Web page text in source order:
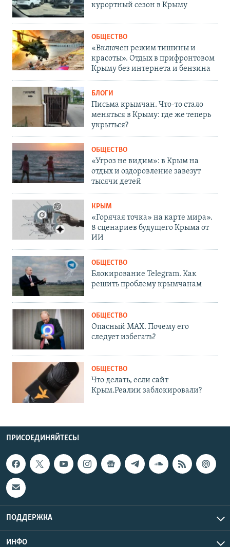
курортный сезон в Крыму
ОБЩЕСТВО
«Включен режим тишины и
красоты». Отдых в прифронтовом
Крыму без интернета и бензина
БЛОГИ
Письма крымчан. Что-то стало
меняться в Крыму: где же теперь
укрыться?
ОБЩЕСТВО
«Угроз не видим»: в Крым на
отдых и оздоровление завезут
тысячи детей
КРЫМ
«Горячая точка» на карте мира».
8 сценариев будущего Крыма от
ИИ
ОБЩЕСТВО
Блокирование Telegram. Как
решить проблему крымчанам
ОБЩЕСТВО
Опасный MAX. Почему его
следует избегать?
ОБЩЕСТВО
Что делать, если сайт
Крым.Реалии заблокировали?
ПРИСОЕДИНЯЙТЕСЬ!
ПОДДЕРЖКА
ИНФО